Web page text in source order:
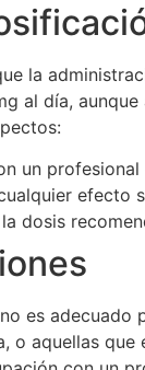
la
al día,
un
efecto
dosis
es
o aquellas